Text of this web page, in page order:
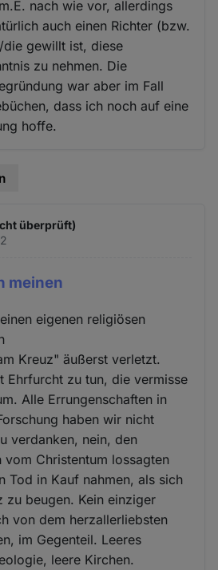
nach wie vor, allerdings
auch einen Richter (bzw.
die gewillt ist, diese
zu nehmen. Die
war aber im Fall
dass ich noch auf eine
hoffe.
überprüft)
meinen
eigenen religiösen
Kreuz" äußerst verletzt.
Ehrfurcht zu tun, die vermisse
Alle Errungenschaften in
haben wir nicht
verdanken, nein, den
vom Christentum lossagten
Tod in Kauf nahmen, als sich
zu beugen. Kein einziger
von dem herzallerliebsten
im Gegenteil. Leeres
leere Kirchen.